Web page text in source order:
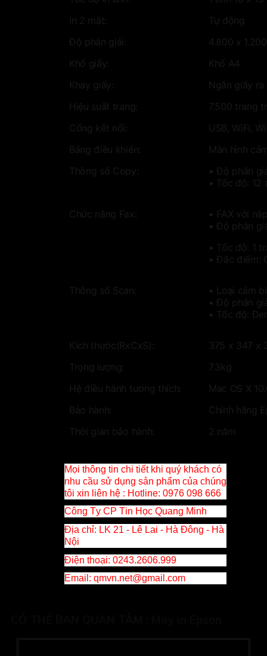
In 2 mặt:
Tự động
Độ phân giải:
4.800 x
Khổ giấy:
Khổ A4
Khay giấy:
Ngăn giấy
Hiệu suất trang:
7.500 trang
Cổng kết nối:
USB, WiFi,
Bảng điều khiển:
Màn hình
Thông số Copy:
• Độ phân
• Tốc độ: 12
Chức năng Fax:
• FAX với
• Độ phân
• Tốc độ: 1
• Đặc điểm:
Thông số Scan:
• Loại cảm
• Độ phân
• Tốc độ:
Kích thước(RxCxS):
375‎ x 347 x
Trọng lượng:
7.3kg
Hệ điều hành tương thích:
Mac OS X
Bảo hành:
Chính hãng
Thời gian bảo hành:
2 năm
Mọi thông tin chi tiết khi quý khách có
nhu cầu sử dụng sản phẩm của chúng
tôi xin liên hệ : Hotline: 0976 098 666
Công Ty CP Tin Học Quang Minh
Địa chỉ: LK 21 - Lê Lai - Hà Đông - Hà
Nội
Điện thoại: 0243.2606.999
Email : qmvn.net@gmail.com